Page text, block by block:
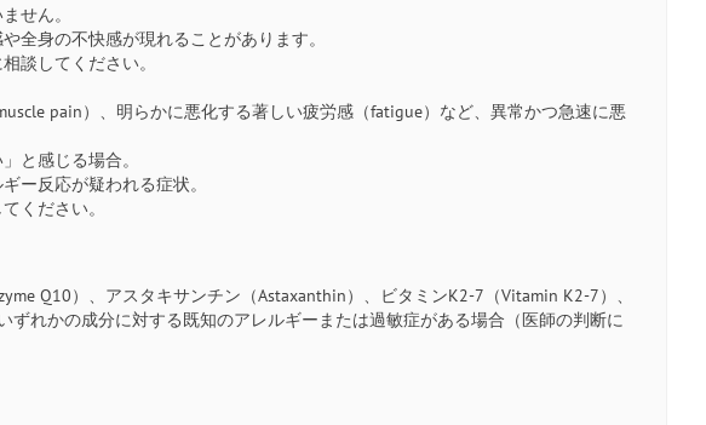
せん。
全身の不快感が現れることがあります。
談してください。
pain）、明らかに悪化する著しい疲労感（fatigue）など、異常かつ急速に悪
と感じる場合。
ー反応が疑われる症状。
ください。
Q10）、アスタキサンチン（Astaxanthin）、ビタミンK2‑7（Vitamin K2‑7）、
ずれかの成分に対する既知のアレルギーまたは過敏症がある場合（医師の判断に